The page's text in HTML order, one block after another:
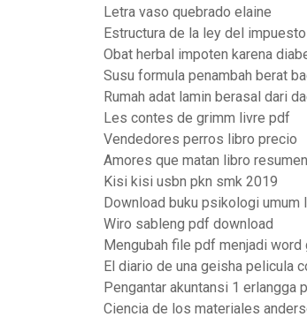
Letra vaso quebrado elaine
Estructura de la ley del
Obat herbal impoten karena
Susu formula penambah berat
Rumah adat lamin berasal dari
Les contes de grimm livre pdf
Vendedores perros libro precio
Amores que matan libro
Kisi kisi usbn pkn smk 2019
Download buku psikologi umum
Wiro sableng pdf download
Mengubah file pdf menjadi word
El diario de una geisha pelicula
Pengantar akuntansi 1 erlangga
Ciencia de los materiales